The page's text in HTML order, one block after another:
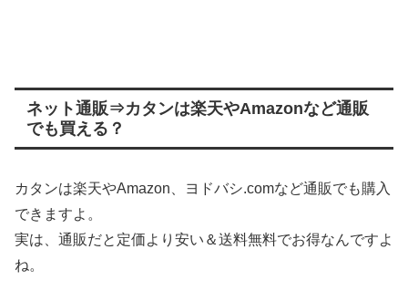
ネット通販⇒カタンは楽天やAmazonなど通販
でも買える？
カタンは楽天やAmazon、ヨドバシ.comなど通販でも購入
できますよ。
実は、通販だと定価より安い＆送料無料でお得なんですよ
ね。